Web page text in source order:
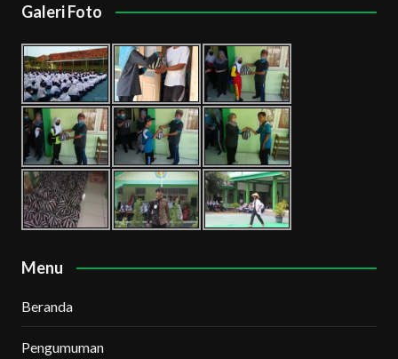
Galeri Foto
Menu
Beranda
Pengumuman